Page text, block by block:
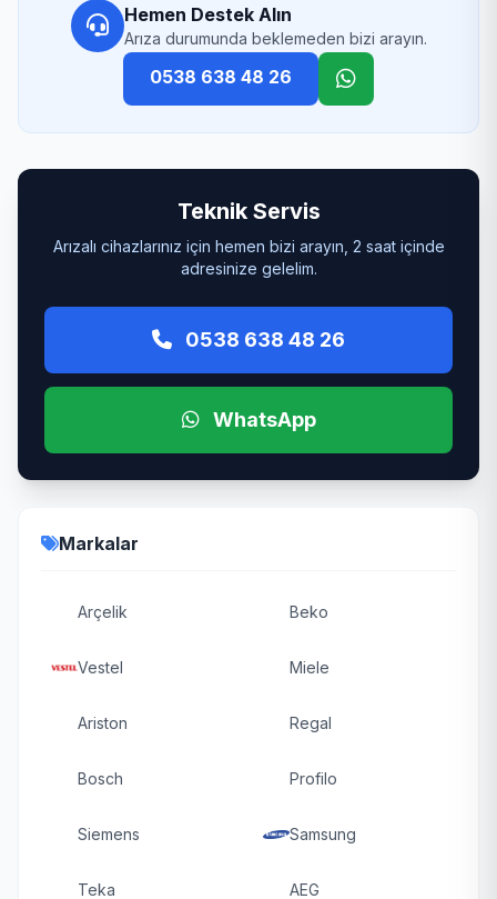
Hemen Destek Alın
Arıza durumunda beklemeden bizi arayın.
0538 638 48 26
Teknik Servis
Arızalı cihazlarınız için hemen bizi arayın, 2 saat içinde
adresinize gelelim.
0538 638 48 26
WhatsApp
Markalar
Arçelik Beko
Vestel Miele
Ariston Regal
Bosch Profilo
Siemens Samsung
Teka AEG